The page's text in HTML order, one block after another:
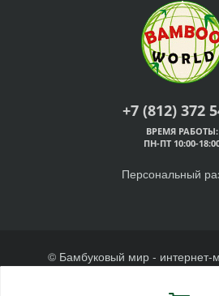
+7 (812) 372
ВРЕМЯ РАБОТЫ:
ПН-ПТ 10:00-
Персональный
© Бамбуковый мир - интернет-
Наверх